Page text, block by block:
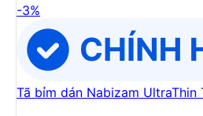
-3%
Tã bỉm dán Nabizam UltraThin